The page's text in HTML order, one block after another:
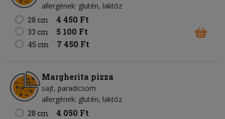
allergének: glutén, laktóz
28 cm
4 450 Ft
33 cm 5 100 Ft
45 cm 7 450 Ft
Margherita pizza
sajt paradicsom
allergének: glutén, laktóz
28 cm
4 050 Ft